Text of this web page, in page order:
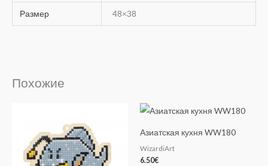
Размер 48×38
Похожие
Азиатская кухня WW180
WizardiArt
6.50€